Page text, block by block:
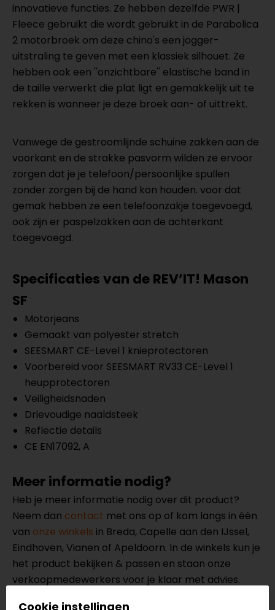
innovatieve functies. Ze hebben dezelfde PWR |
Fleece gebruikt die wordt gebruikt in de Parabolica
2 motorbroek om deze chino's een jogger-
uitstraling te geven met een klassiek silhouet. Ze
hebben ook een ''onzichtbare'' elastische band in
de taille verwerkt die plat ligt en gemakkelijk uit te
rekken is wanneer je deze broek aan- of uittrekt.
Vanwege de gestroomlijnde schuine zakken aan de
voorkant en de strakke pasvorm wilden ze ervoor
zorgen dat je je telefoon/persoonlijke spullen
zonder zorgen bij de hand kon houden. voor dat
gemak hebben ze een telefoonzakje toegevoegd,
ook zijn er paspelzakken aan de achterkant
toegevoegd.
Specificaties van de REV’IT! Mason
SF
Motorjeans
Gemaakt van polyester stretch
SEESMART CE-Level 1 knieprotectoren
Voorbereid voor SEESMART RV33 CE-Level 1
heupprotectoren
Veiligheidsnaden
Drievoudige naaldsteek
Reflectie details
CE EN17092, A
Meer informatie nodig?
Heb je meer informatie nodig over dit product?
Neem dan contact met ons op of kom langs in één
van onze winkels in Breda, Capelle aan den IJssel,
Eindhoven, Vianen of Apeldoorn. In de winkels kun je
het product bekijken & passen en staan onze
verkoopmedewerkers voor je klaar met advies.
Cookie instellingen